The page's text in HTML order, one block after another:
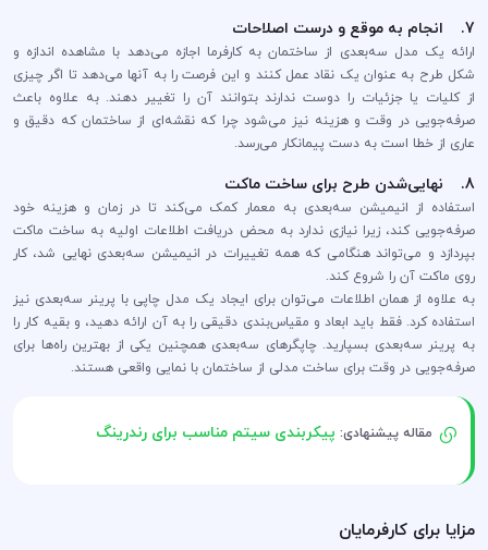
7. انجام به موقع و درست اصلاحات
ارائه یک مدل سه‌بعدی از ساختمان به کارفرما اجازه می‌دهد با مشاهده اندازه و
شکل طرح به عنوان یک نقاد عمل کنند و این فرصت را به آنها می‌دهد تا اگر چیزی
از کلیات یا جزئیات را دوست ندارند بتوانند آن را تغییر دهند. به علاوه باعث
صرفه‌جویی در وقت و هزینه نیز می‌شود چرا که نقشه‌ای از ساختمان که دقیق و
عاری از خطا است به دست پیمانکار می‌رسد.
8. نهایی‌شدن طرح برای ساخت ماکت
استفاده از انیمیشن سه‌بعدی به معمار کمک می‌کند تا در زمان و هزینه خود
صرفه‌جویی کند، زیرا نیازی ندارد به محض دریافت اطلاعات اولیه به ساخت ماکت
بپردازد و می‌تواند هنگامی که همه تغییرات در انیمیشن سه‌بعدی نهایی شد، کار
روی ماکت آن را شروع کند.
به علاوه از همان اطلاعات می‌توان برای ایجاد یک مدل چاپی با پرینر سه‌بعدی نیز
استفاده کرد. فقط باید ابعاد و مقیاس‌بندی دقیقی را به آن ارائه دهید، و بقیه کار را
به پرینر سه‌بعدی بسپارید. چاپگرهای سه‌بعدی همچنین یکی از بهترین راه‌ها برای
صرفه‌جویی در وقت برای ساخت مدلی از ساختمان با نمایی واقعی هستند.
مقاله پیشنهادی: پیکربندی سیتم مناسب برای رندرینگ
مزایا برای کارفرمایان